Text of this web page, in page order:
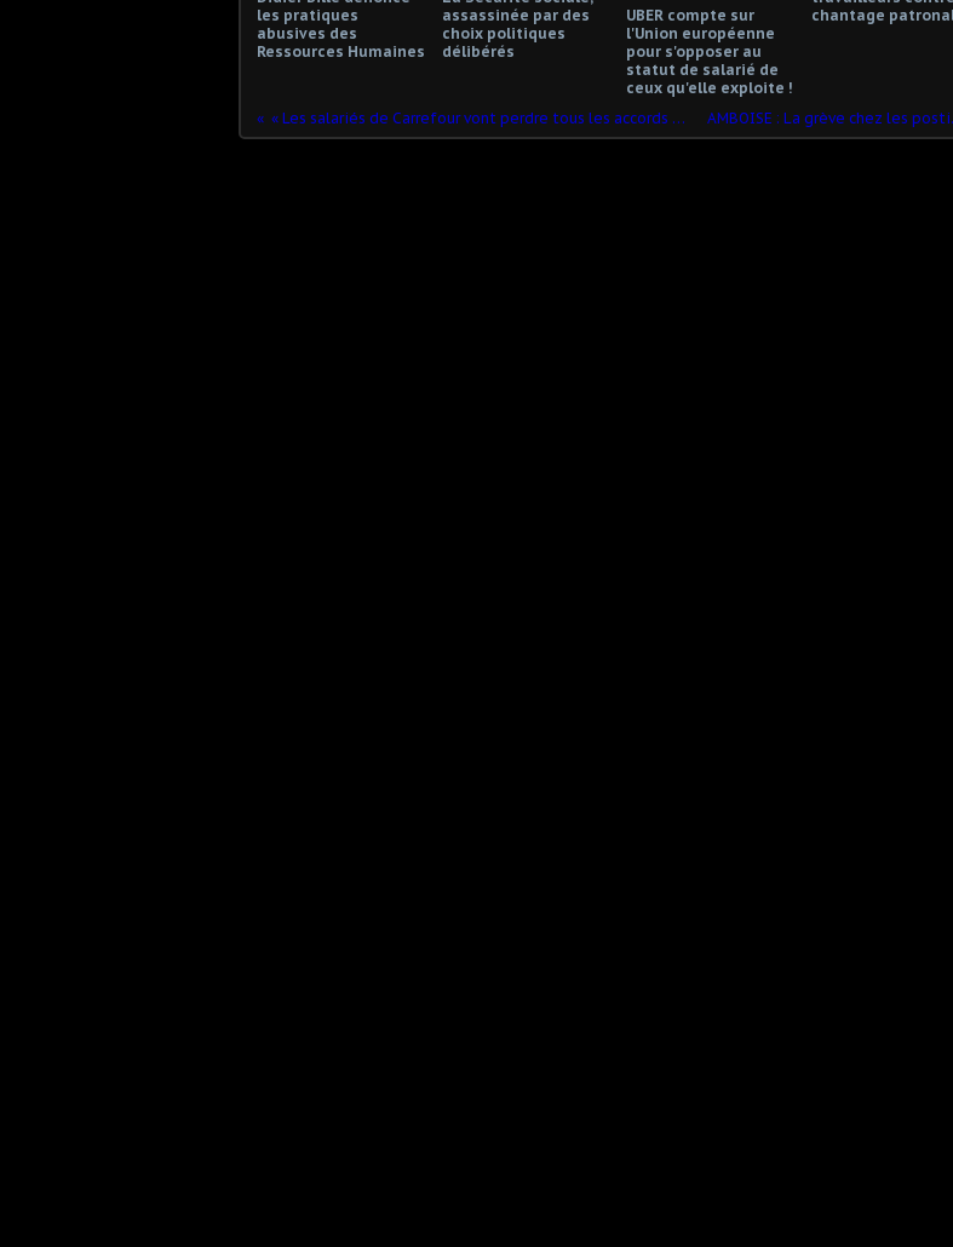
les pratiques
abusives des
Ressources Humaines
assassinée par des
choix politiques
délibérés
UBER compte sur
l'Union européenne
pour s'opposer au
statut de salarié de
ceux qu'elle exploite !
chantage
« Les salariés de Carrefour vont perdre tous les accords collectifs »